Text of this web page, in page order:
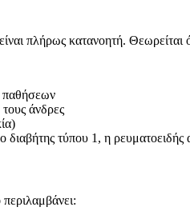
πλήρως κατανοητή.
παθήσεων
τους άνδρες
τύπου 1, η ρευματοειδής